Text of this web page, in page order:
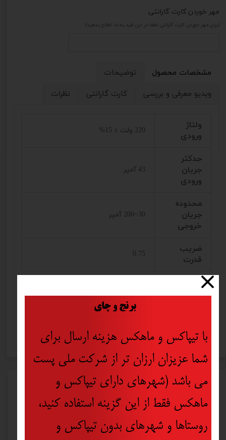
مهر خوردن کارت گارانتی
(برای مهر خوردن کارت گارانتی لطفا در این فید به ما اطلاع بدهید)
مشخصات محصول
توضیحات
ویدیو معرفی و بررسی
کارت گارانتی نظرات
ولتاژ
ورودی
220 ولت ± 15%
حدکثر
جریان
ورودی
43 آمپر
محدوده
جریان
خروجی
30~200 آمپر
ضریب
قدرت
0.75
محصولات مرتبط
برنج و چای
با تیپاکس و ماهکس هزینه ارسال برای
شما عزیزان ارزان تر از شرکت ملی پست
می باشد (شهرهای دارای تیپاکس و
ماهکس فقط از این گزینه استفاده کنید،
روستاها و شهرهای بدون تیپاکس و